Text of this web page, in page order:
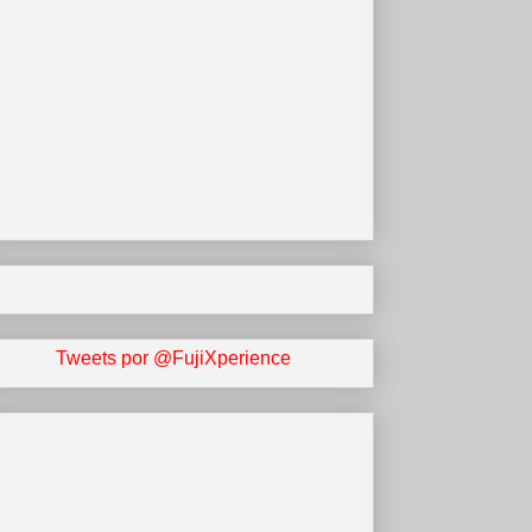
Tweets por @FujiXperience